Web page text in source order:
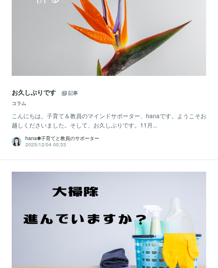
お久しぶりです
記事
コラム
こんにちは。子育て＆教員のマインドサポーター、hanaです。ようこそお
越しくださいました。そして、お久しぶりです。11月...
hana✽子育てと教員のサポーター
2025/12/04 00:33